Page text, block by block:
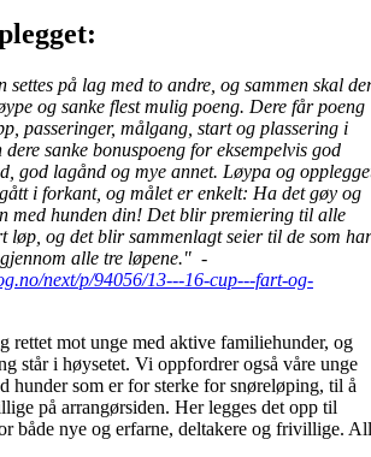
settes på lag med to andre, og sammen skal
og sanke flest mulig poeng. Dere får poeng
passeringer, målgang, start og plassering i
sanke bonuspoeng for eksempelvis god
god lagånd og mye annet. Løypa og
i forkant, og målet er enkelt: Ha det gøy og
med hunden din! Det blir premiering til alle
løp, og det blir sammenlagt seier til de som har
alle tre løpene." -
next/p/94056/13---16-cup---fart-og-
rettet mot unge med aktive familiehunder, og
står i høysetet. Vi oppfordrer også våre unge
hunder som er for sterke for snøreløping, til å
på arrangørsiden. Her legges det opp til
både nye og erfarne, deltakere og frivillige.